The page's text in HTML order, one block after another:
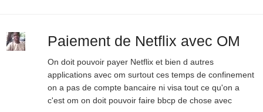
Paiement de Netflix avec OM
On doit pouvoir payer Netflix et bien d autres
applications avec om surtout ces temps de confinement
on a pas de compte bancaire ni visa tout ce qu'on a
c'est om on doit pouvoir faire bbcp de chose avec